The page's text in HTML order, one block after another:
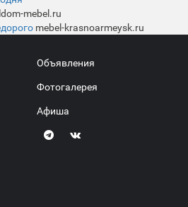
mebel.ru
mebel-krasnoarmeysk.ru
Объявления
Фотогалерея
Афиша